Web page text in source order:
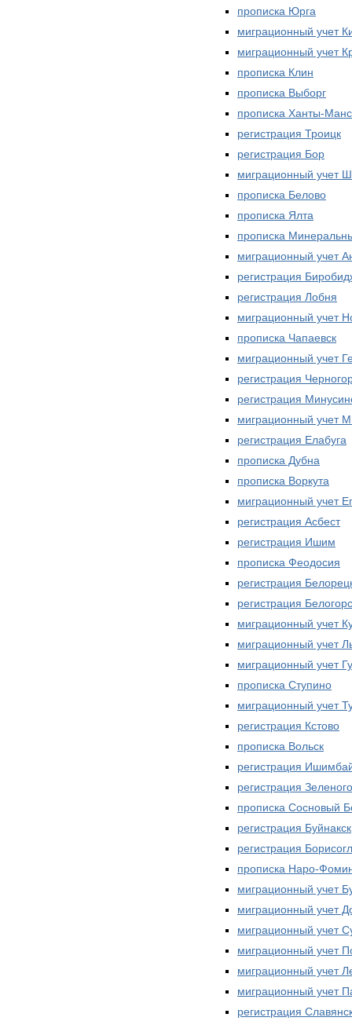
прописка Юрга
миграционный учет
миграционный учет
прописка Клин
прописка Выборг
прописка Ханты-
регистрация Троицк
регистрация Бор
миграционный учет
прописка Белово
прописка Ялта
прописка
миграционный учет
регистрация
регистрация Лобня
миграционный учет
прописка Чапаевск
миграционный учет
регистрация
регистрация
миграционный учет
регистрация Елабуга
прописка Дубна
прописка Воркута
миграционный учет
регистрация Асбест
регистрация Ишим
прописка Феодосия
регистрация
регистрация
миграционный учет
миграционный учет
миграционный учет
прописка Ступино
миграционный учет
регистрация Кстово
прописка Вольск
регистрация
регистрация
прописка Сосновый
регистрация Буйнакск
регистрация
прописка Наро-
миграционный учет
миграционный учет
миграционный учет
миграционный учет
миграционный учет
миграционный учет
регистрация